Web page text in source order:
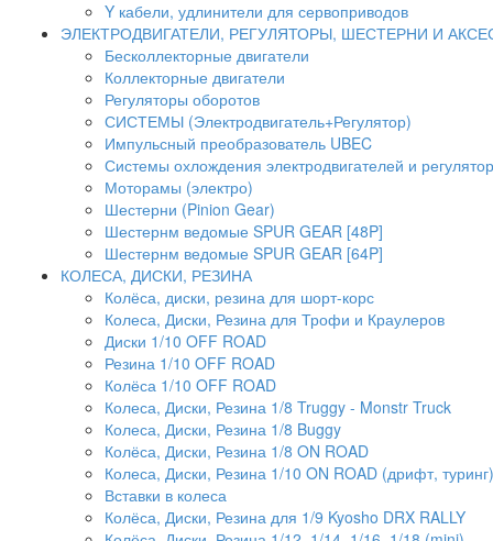
Y кабели, удлинители для сервоприводов
ЭЛЕКТРОДВИГАТЕЛИ, РЕГУЛЯТОРЫ, ШЕСТЕРНИ И
Бесколлекторные двигатели
Коллекторные двигатели
Регуляторы оборотов
СИСТЕМЫ (Электродвигатель+Регулятор)
Импульсный преобразователь UBEC
Системы охлождения электродвигателей и
Моторамы (электро)
Шестерни (Pinion Gear)
Шестернм ведомые SPUR GEAR [48P]
Шестернм ведомые SPUR GEAR [64P]
КОЛЕСА, ДИСКИ, РЕЗИНА
Колёса, диски, резина для шорт-корс
Колеса, Диски, Резина для Трофи и Краулеров
Диски 1/10 OFF ROAD
Резина 1/10 OFF ROAD
Колёса 1/10 OFF ROAD
Колеса, Диски, Резина 1/8 Truggy - Monstr Truck
Колеса, Диски, Резина 1/8 Buggy
Колёса, Диски, Резина 1/8 ON ROAD
Колеса, Диски, Резина 1/10 ON ROAD (дрифт, туринг)
Вставки в колеса
Колёса, Диски, Резина для 1/9 Kyosho DRX RALLY